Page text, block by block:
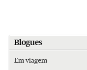
Blogues
Em viagem